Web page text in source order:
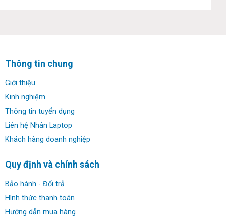
Email:nhanomg@gmail.com
Websiite:
Kênh
Youtube:https://www.youtube.com/@baohanhtrondoi
Facebook: https://www.facebook.com/baohanhtrondoi.vn
TikTok:https://TikTok.com/@baohanhtrondoi.com
Thông tin chung
Giới thiệu
Kinh nghiệm
Thông tin tuyển dụng
Liên hệ Nhân Laptop
Khách hàng doanh nghiệp
Quy định và chính sách
Bảo hành - Đổi trả
Hình thức thanh toán
Hướng dẫn mua hàng